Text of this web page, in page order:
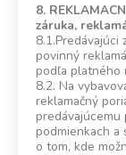
8.
záruka,
8.1.Predávajúci
povinný
podľa platného
8.2. Na
reklamačný
podmienkach
o tom, kde